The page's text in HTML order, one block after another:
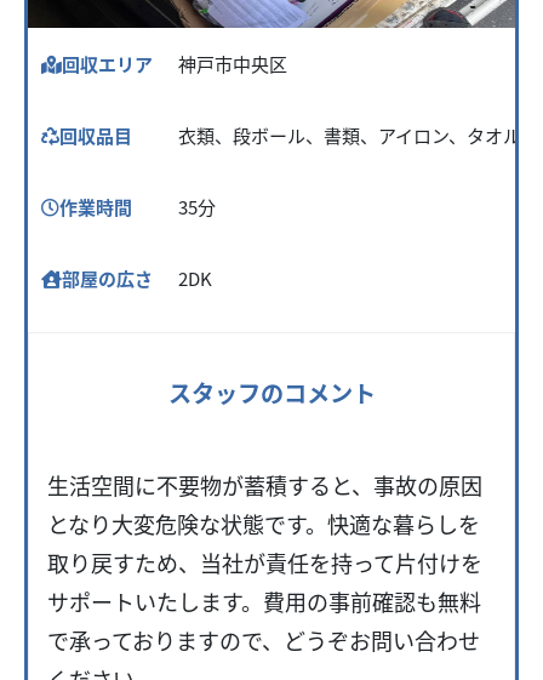
回収エリア 神戸市中央区
回収品目 衣類、段ボール、書類、アイロン、タオル
作業時間 35分
部屋の広さ 2DK
スタッフのコメント
生活空間に不要物が蓄積すると、事故の原因
となり大変危険な状態です。快適な暮らしを
取り戻すため、当社が責任を持って片付けを
サポートいたします。費用の事前確認も無料
で承っておりますので、どうぞお問い合わせ